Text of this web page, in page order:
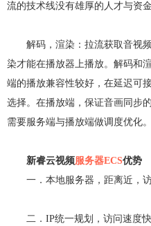
流的技术线没有雄厚的人才与资
解码，渲染：拉流获取音视
染才能在播放器上播放。解码和
端的播放兼容性较好，在延迟可
选择。在播放端，保证音画同步
需要服务端与播放端做调度优化。
新睿云视频服务器ECS优势
一．本地服务器，距离近，
二．IP统一规划，访问速度